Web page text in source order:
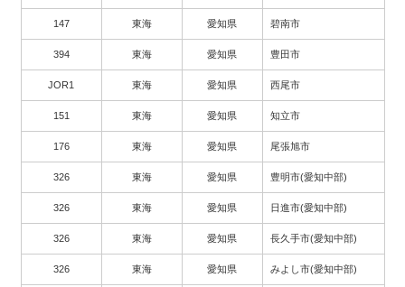
147 東海 愛知県 碧南市
394 東海 愛知県 豊田市
JOR1 東海 愛知県 西尾市
151 東海 愛知県 知立市
176 東海 愛知県 尾張旭市
326 東海 愛知県 豊明市(愛知中部)
326 東海 愛知県 日進市(愛知中部)
326 東海 愛知県 長久手市(愛知中部)
326 東海 愛知県 みよし市(愛知中部)